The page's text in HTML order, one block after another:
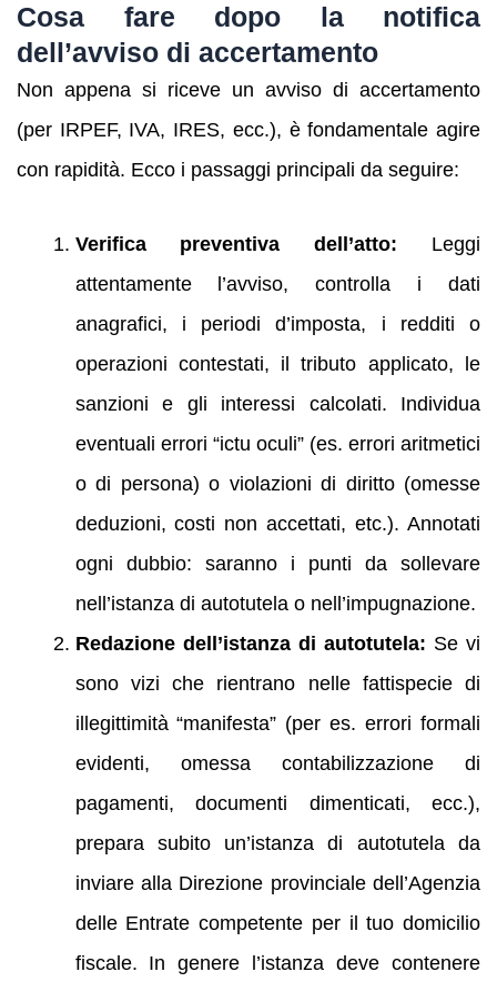
Cosa fare dopo la notifica
dell’avviso di accertamento
Non appena si riceve un avviso di accertamento
(per IRPEF, IVA, IRES, ecc.), è fondamentale agire
con rapidità. Ecco i passaggi principali da seguire:
Verifica preventiva dell’atto: Leggi
attentamente l’avviso, controlla i dati
anagrafici, i periodi d’imposta, i redditi o
operazioni contestati, il tributo applicato, le
sanzioni e gli interessi calcolati. Individua
eventuali errori “ictu oculi” (es. errori aritmetici
o di persona) o violazioni di diritto (omesse
deduzioni, costi non accettati, etc.). Annotati
ogni dubbio: saranno i punti da sollevare
nell’istanza di autotutela o nell’impugnazione.
Redazione dell’istanza di autotutela: Se vi
sono vizi che rientrano nelle fattispecie di
illegittimità “manifesta” (per es. errori formali
evidenti, omessa contabilizzazione di
pagamenti, documenti dimenticati, ecc.),
prepara subito un’istanza di autotutela da
inviare alla Direzione provinciale dell’Agenzia
delle Entrate competente per il tuo domicilio
fiscale. In genere l’istanza deve contenere